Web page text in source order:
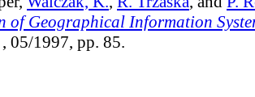
of Geographical Information
, 05/1997, pp. 85.